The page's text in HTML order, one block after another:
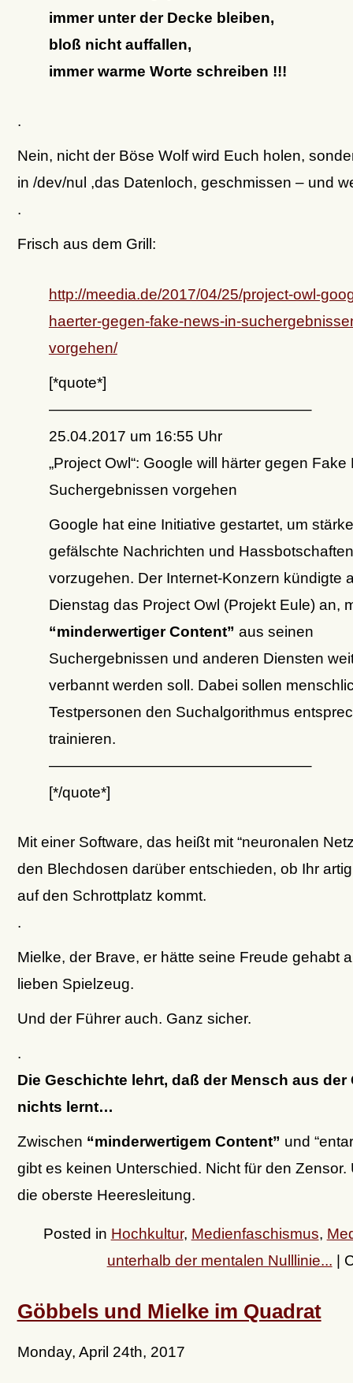
immer unter der Decke bleiben,
bloß nicht auffallen,
immer warme Worte schreiben !!!
.
Nein, nicht der Böse Wolf wird Euch holen,
in /dev/nul ,das Datenloch, geschmissen – und
.
Frisch aus dem Grill:
http://meedia.de/2017/04/25/project-owl-
haerter-gegen-fake-news-in-
vorgehen/
[*quote*]
—————————————————–
25.04.2017 um 16:55 Uhr
„Project Owl“: Google will härter gegen Fake
Suchergebnissen vorgehen
Google hat eine Initiative gestartet, um
gefälschte Nachrichten und
vorzugehen. Der Internet-Konzern kündigte
Dienstag das Project Owl (Projekt Eule) an,
“minderwertiger Content” aus seinen
Suchergebnissen und anderen Diensten
verbannt werden soll. Dabei sollen
Testpersonen den Suchalgorithmus
trainieren.
—————————————————–
[*/quote*]
Mit einer Software, das heißt mit “neuronalen
den Blechdosen darüber entschieden, ob Ihr
auf den Schrottplatz kommt.
.
Mielke, der Brave, er hätte seine Freude gehabt
lieben Spielzeug.
Und der Führer auch. Ganz sicher.
.
Die Geschichte lehrt, daß der Mensch aus der
nichts lernt…
Zwischen “minderwertigem Content” und
gibt es keinen Unterschied. Nicht für den Zensor.
die oberste Heeresleitung.
Posted in Hochkultur, Medienfaschismus,
unterhalb der mentalen Nulllinie... |
Göbbels und Mielke im Quadrat
Monday, April 24th, 2017